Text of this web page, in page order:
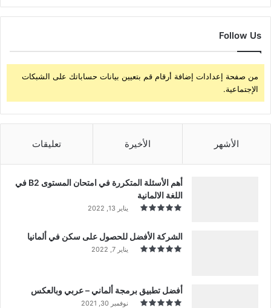
Follow Us
من صفحة إعدادات إضافة أرقام قم بتعيين بيانات حساباتك على الشبكات
الإجتماعية.
الأشهر الأخيرة تعليقات
أهم الأسئلة المتكررة في امتحان المستوى B2 في
اللغة الالمانية
يناير 13, 2022
الشركة الأفضل للحصول على سكن في ألمانيا
يناير 7, 2022
أفضل تطبيق برمجة ألماني – عربي وبالعكس
نوفمبر 30, 2021